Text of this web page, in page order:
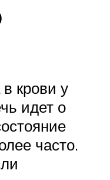
крови у
идет о
часто.